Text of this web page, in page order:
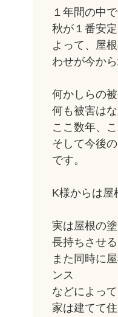
１年間の中
秋が１番安
よって、屋
わせが今か
何かしらの
何も被害は
ここ数年、
そして今後
です。
K様からは屋
実は屋根の
長持ちさせ
また同時に
ンス
などによっ
家は建てて